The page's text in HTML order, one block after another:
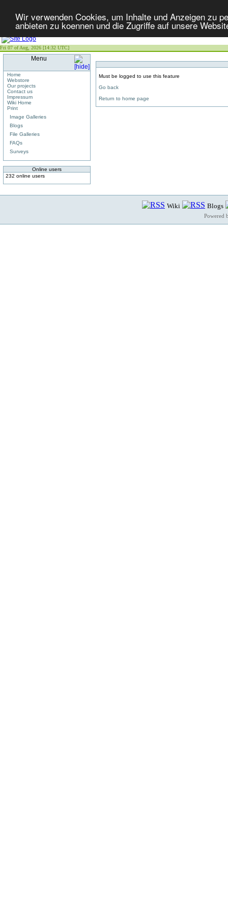
Wir verwenden Cookies, um Inhalte und Anzeigen zu
anbieten zu koennen und die Zugriffe auf unsere
Fri 07 of Aug, 2026 [14:32 UTC]
Menu
Home
Webstore
Our projects
Contact us
Impressum
Wiki Home
Print
Image Galleries
Blogs
File Galleries
FAQs
Surveys
Online users
232 online users
Must be logged to use this feature
Go back
Return to home page
Wiki Blogs
Powered